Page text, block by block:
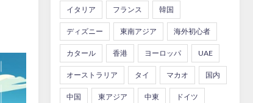
イタリア フランス 韓国
ディズニー 東南アジア 海外初心者
カタール 香港 ヨーロッパ UAE
オーストラリア タイ マカオ 国内
中国 東アジア 中東 ドイツ